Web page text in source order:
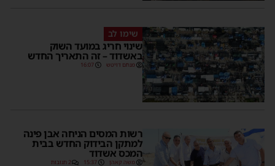
שימו לב
שינוי חריג במועד השוק
באשדוד – זה התאריך החדש
מנחם דויטש 16:07
רשות המסים הניחה אבן פינה
למתקן הבידוק החדש בבית
המכס אשדוד
משה קאהן 15:37 2 תגובות